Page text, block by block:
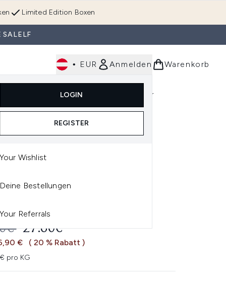
Limited Edition Boxen
SALELF
• EUR Anmelden
LOGIN
REGISTER
Your Wishlist
Deine Bestellungen
Your Referrals
Warenkorb
Untermenü Anmelden (Accessoires & Tools)
Im Trend & Neu Männer
DEFINICILS
01 NOIR INFINI
PREISEMPFEHLUNG:
AKTUELLER PREIS:
27.60€
€ ( 20 % Rabatt )
pro KG